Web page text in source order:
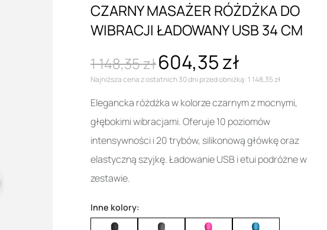
CZARNY MASAŻER RÓŻDŻKA DO
WIBRACJI ŁADOWANY USB 34 CM
1 148,35 zł604,35 zł
Najniższa cena z ostatnich 30 dni przed obniżką: 1 148,35 zł
Elegancka różdżka w kolorze czarnym z mocnymi,
głębokimi wibracjami. Oferuje 10 poziomów
intensywności i 20 trybów, silikonową główkę oraz
elastyczną szyjkę. Ładowanie USB i etui podróżne w
zestawie.
Inne kolory: